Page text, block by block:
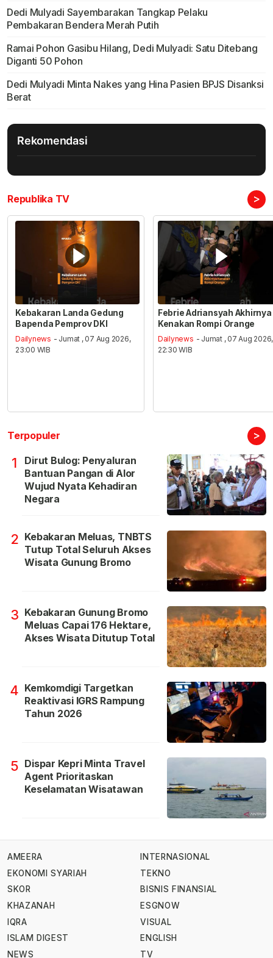
Dedi Mulyadi Sayembarakan Tangkap Pelaku
Pembakaran Bendera Merah Putih
Ramai Pohon Gasibu Hilang, Dedi Mulyadi: Satu Ditebang
Diganti 50 Pohon
Dedi Mulyadi Minta Nakes yang Hina Pasien BPJS Disanksi
Berat
Rekomendasi
Republika TV >
Kebakaran Landa Gedung
Bapenda Pemprov DKI
Dailynews - Jumat , 07 Aug 2026,
23:00 WIB
Febrie Adriansyah Akhirnya
Kenakan Rompi Orange
Dailynews - Jumat , 07 Aug 2026,
22:30 WIB
Terpopuler >
1
Dirut Bulog: Penyaluran
Bantuan Pangan di Alor
Wujud Nyata Kehadiran
Negara
2 Kebakaran Meluas, TNBTS
Tutup Total Seluruh Akses
Wisata Gunung Bromo
3 Kebakaran Gunung Bromo
Meluas Capai 176 Hektare,
Akses Wisata Ditutup Total
4 Kemkomdigi Targetkan
Reaktivasi IGRS Rampung
Tahun 2026
5 Dispar Kepri Minta Travel
Agent Prioritaskan
Keselamatan Wisatawan
AMEERA
EKONOMI SYARIAH
SKOR
KHAZANAH
IQRA
ISLAM DIGEST
NEWS
INTERNASIONAL
TEKNO
BISNIS FINANSIAL
ESGNOW
VISUAL
ENGLISH
TV